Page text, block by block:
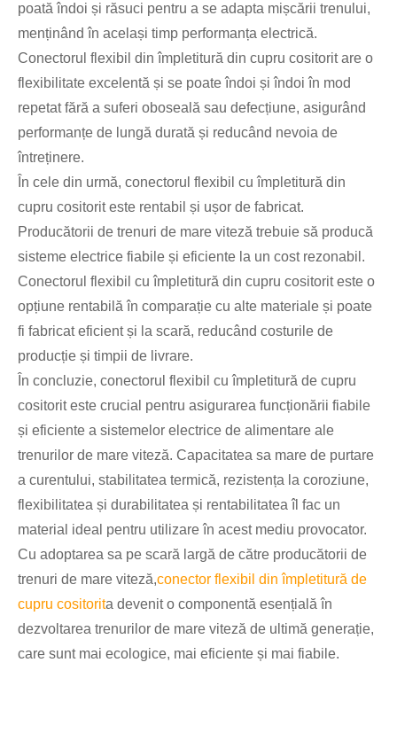
poată îndoi și răsuci pentru a se adapta mișcării trenului,
menținând în același timp performanța electrică.
Conectorul flexibil din împletitură din cupru cositorit are o
flexibilitate excelentă și se poate îndoi și îndoi în mod
repetat fără a suferi oboseală sau defecțiune, asigurând
performanțe de lungă durată și reducând nevoia de
întreținere.
În cele din urmă, conectorul flexibil cu împletitură din
cupru cositorit este rentabil și ușor de fabricat.
Producătorii de trenuri de mare viteză trebuie să producă
sisteme electrice fiabile și eficiente la un cost rezonabil.
Conectorul flexibil cu împletitură din cupru cositorit este o
opțiune rentabilă în comparație cu alte materiale și poate
fi fabricat eficient și la scară, reducând costurile de
producție și timpii de livrare.
În concluzie, conectorul flexibil cu împletitură de cupru
cositorit este crucial pentru asigurarea funcționării fiabile
și eficiente a sistemelor electrice de alimentare ale
trenurilor de mare viteză. Capacitatea sa mare de purtare
a curentului, stabilitatea termică, rezistența la coroziune,
flexibilitatea și durabilitatea și rentabilitatea îl fac un
material ideal pentru utilizare în acest mediu provocator.
Cu adoptarea sa pe scară largă de către producătorii de
trenuri de mare viteză,conector flexibil din împletitură de
cupru cositorita devenit o componentă esențială în
dezvoltarea trenurilor de mare viteză de ultimă generație,
care sunt mai ecologice, mai eficiente și mai fiabile.